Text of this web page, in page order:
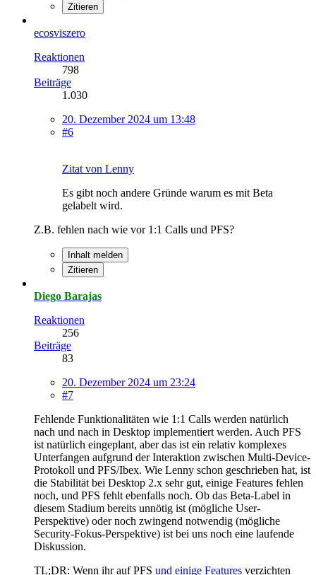
Zitieren
ecosviszero
Reaktionen
798
Beiträge
1.030
20. Dezember 2024 um 13:48
#6
Zitat von Lenny
Es gibt noch andere Gründe warum es mit Beta
gelabelt wird.
Z.B. fehlen nach wie vor 1:1 Calls und PFS?
Inhalt melden
Zitieren
Diego Barajas
Reaktionen
256
Beiträge
83
20. Dezember 2024 um 23:24
#7
Fehlende Funktionalitäten wie 1:1 Calls werden natürlich
nach und nach in Desktop implementiert werden. Auch PFS
ist natürlich eingeplant, aber das ist ein relativ komplexes
Unterfangen aufgrund der Interaktion zwischen Multi-Device-
Protokoll und PFS/Ibex. Wie Lenny schon geschrieben hat, ist
die Stabilität bei Desktop 2.x sehr gut, einige Features fehlen
noch, und PFS fehlt ebenfalls noch. Ob das Beta-Label in
diesem Stadium bereits unnötig ist (mögliche User-
Perspektive) oder noch zwingend notwendig (mögliche
Security-Fokus-Perspektive) ist bei uns noch eine laufende
Diskussion.
TL;DR: Wenn ihr auf PFS und einige Features verzichten